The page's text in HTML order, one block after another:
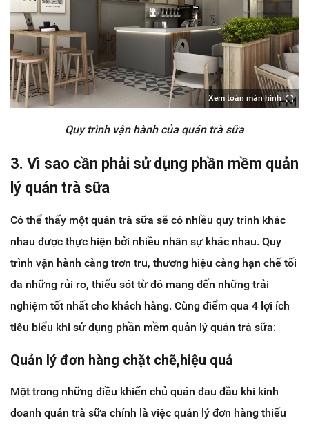
Xem toàn màn hình
Quy trình vận hành của quán trà sữa
3. Vì sao cần phải sử dụng phần mềm quản
lý quán trà sữa
Có thể thấy một quán trà sữa sẽ có nhiều quy trình khác
nhau được thực hiện bởi nhiều nhân sự khác nhau. Quy
trình vận hành càng trơn tru, thương hiệu càng hạn chế tối
đa những rủi ro, thiếu sót từ đó mang đến những trải
nghiệm tốt nhất cho khách hàng. Cùng điểm qua 4 lợi ích
tiêu biểu khi sử dụng phần mềm quản lý quán trà sữa:
Quản lý đơn hàng chặt chẽ,hiệu quả
Một trong những điều khiến chủ quán đau đầu khi kinh
doanh quán trà sữa chính là việc quản lý đơn hàng thiếu